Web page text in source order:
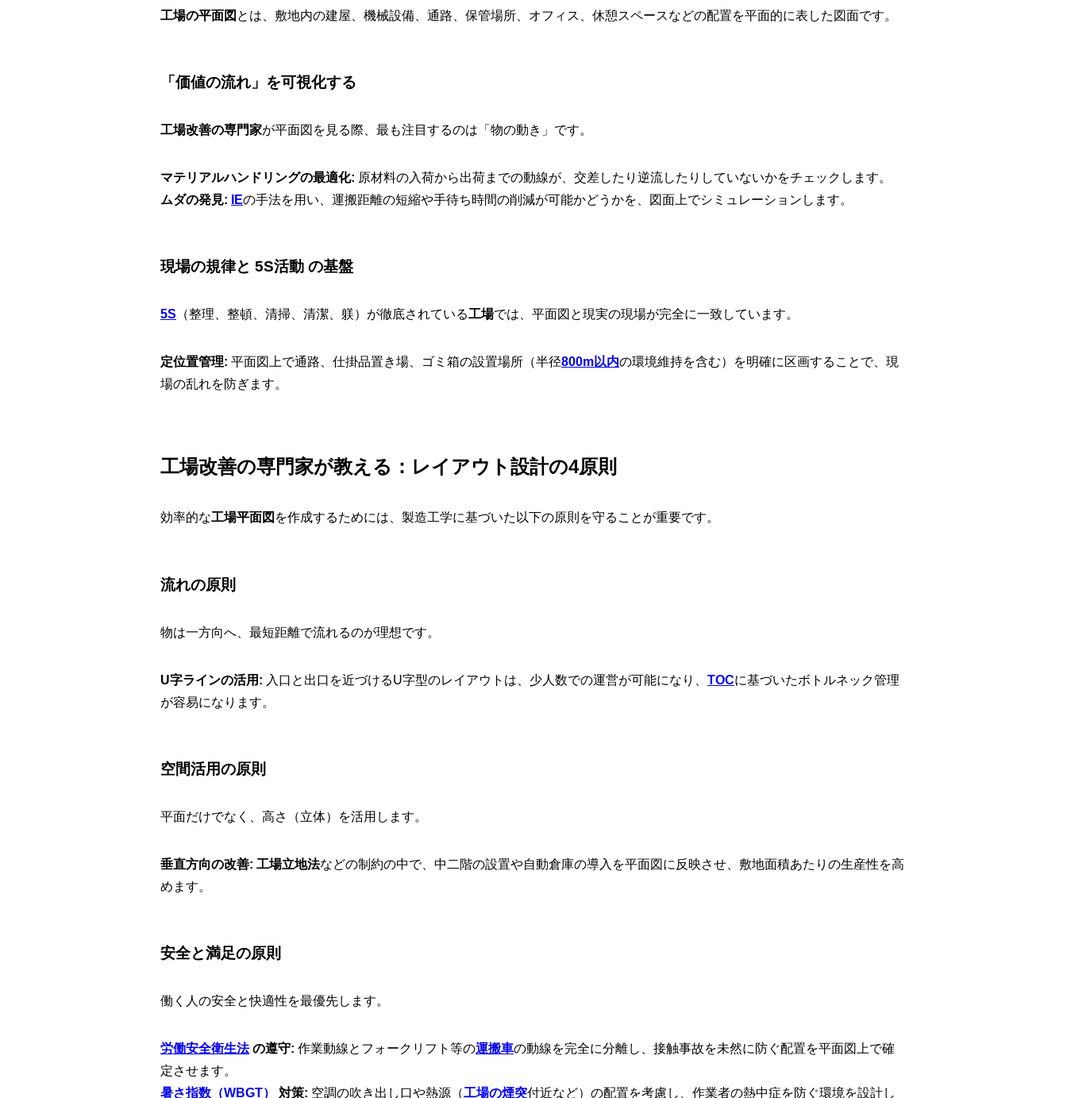
工場の平面図 とは、敷地内の建屋、機械設備、通路、保管場所、オフィス、休憩スペースなどの配置を平面的に表した図面です。
「価値の流れ」を可視化する
工場改善の専門家が平面図を見る際、最も注目するのは「物の動き」です。
マテリアルハンドリングの最適化: 原材料の入荷から出荷までの動線が、交差したり逆流したりしていないかをチェックします。
ムダの発見:
IEの手法を用い、運搬距離の短縮や手待ち時間の削減が可能かどうかを、図面上でシミュレーションします。
現場の規律と 5S活動 の基盤
5S （整理、整頓、清掃、清潔、躾）が徹底されている工場では、平面図と現実の現場が完全に一致しています。
定位置管理: 平面図上で通路、仕掛品置き場、ゴミ箱の設置場所（半径800m以内の環境維持を含む）を明確に区画することで、現
場の乱れを防ぎます。
工場改善の専門家が教える：レイアウト設計の4原則
効率的な工場平面図 を作成するためには、製造工学に基づいた以下の原則を守ることが重要です。
流れの原則
物は一方向へ、最短距離で流れるのが理想です。
U字ラインの活用: 入口と出口を近づけるU字型のレイアウトは、少人数での運営が可能になり、 TOCに基づいたボトルネック管理
が容易になります。
空間活用の原則
平面だけでなく、高さ（立体）を活用します。
垂直方向の改善: 工場立地法などの制約の中で、中二階の設置や自動倉庫の導入を平面図に反映させ、敷地面積あたりの生産性を高
めます。
安全と満足の原則
働く人の安全と快適性を最優先します。
労働安全衛生法の遵守: 作業動線とフォークリフト等の運搬車の動線を完全に分離し、接触事故を未然に防ぐ配置を平面図上で確
定させます。
暑さ指数（WBGT）
対策: 空調の吹き出し口や熱源（工場の煙突付近など）の配置を考慮し、作業者の熱中症を防ぐ環境を設計し